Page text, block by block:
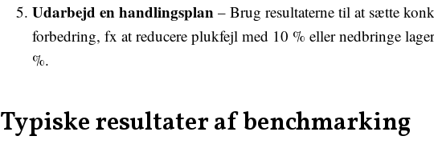
Udarbejd en handlingsplan – Brug resultaterne til at sætte
forbedring, fx at reducere plukfejl med 10 % eller nedbringe
%.
Typiske resultater af benchmarking